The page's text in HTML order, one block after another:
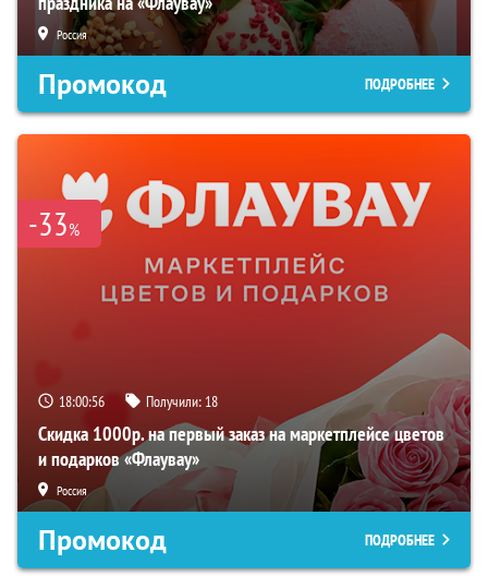
Россия
Промокод ПОДРОБНЕЕ
-33%
18:00:54 Получили: 18
Скидка 1000р. на первый заказ на маркетплейсе цветов
и подарков «Флаувау»
Россия
Промокод ПОДРОБНЕЕ